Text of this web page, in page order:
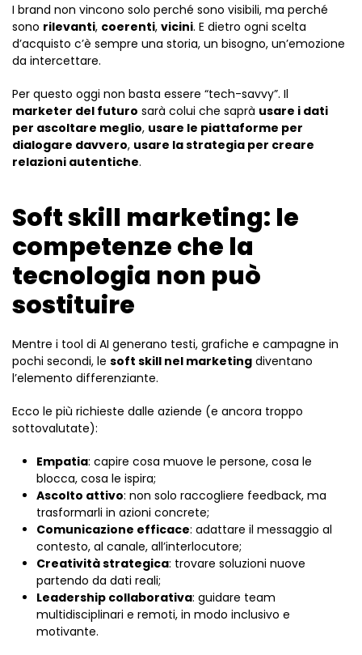
I brand non vincono solo perché sono visibili, ma perché
sono rilevanti, coerenti, vicini. E dietro ogni scelta
d’acquisto c’è sempre una storia, un bisogno, un’emozione
da intercettare.
Per questo oggi non basta essere “tech-savvy”. Il
marketer del futuro sarà colui che saprà usare i dati
per ascoltare meglio, usare le piattaforme per
dialogare davvero, usare la strategia per creare
relazioni autentiche.
Soft skill marketing: le
competenze che la
tecnologia non può
sostituire
Mentre i tool di AI generano testi, grafiche e campagne in
pochi secondi, le soft skill nel marketing diventano
l’elemento differenziante.
Ecco le più richieste dalle aziende (e ancora troppo
sottovalutate):
Empatia: capire cosa muove le persone, cosa le
blocca, cosa le ispira;
Ascolto attivo: non solo raccogliere feedback, ma
trasformarli in azioni concrete;
Comunicazione efficace: adattare il messaggio al
contesto, al canale, all’interlocutore;
Creatività strategica: trovare soluzioni nuove
partendo da dati reali;
Leadership collaborativa: guidare team
multidisciplinari e remoti, in modo inclusivo e
motivante.